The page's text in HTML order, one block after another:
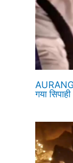
गया